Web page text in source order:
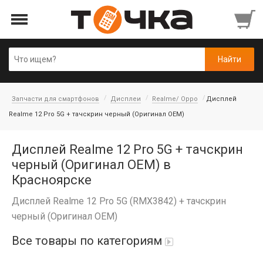
Запчасти для смартфонов Дисплеи Realme/ Oppo
Дисплей
Realme 12 Pro 5G + тачскрин черный (Оригинал OEM)
Дисплей Realme 12 Pro 5G + тачскрин
черный (Оригинал OEM) в
Красноярске
Дисплей Realme 12 Pro 5G (RMX3842) + тачскрин
черный (Оригинал OEM)
Все товары по категориям